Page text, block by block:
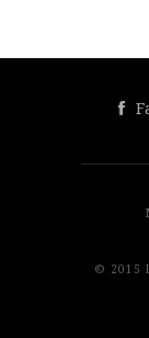
© 2015